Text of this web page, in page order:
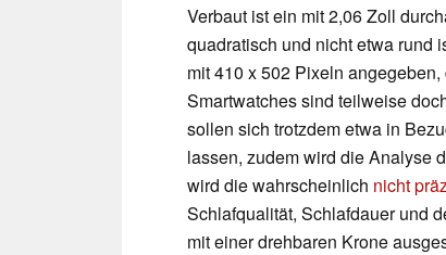
Verbaut ist ein mit 2,06 Zoll
quadratisch und nicht etwa rund
mit 410 x 502 Pixeln
Smartwatches sind teilweise
sollen sich trotzdem etwa in
lassen, zudem wird die Analyse
wird die wahrscheinlich nicht
Schlafqualität, Schlafdauer und
mit einer drehbaren Krone